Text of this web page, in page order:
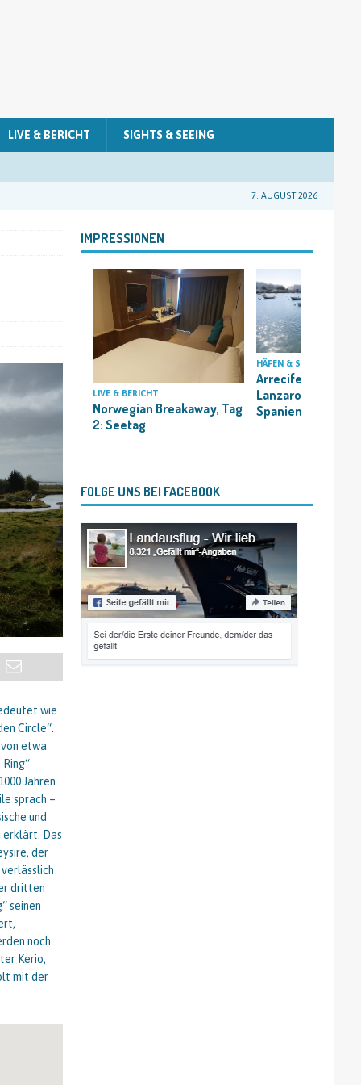
LIVE & BERICHT SIGHTS & SEEING
7. AUGUST 2026
wie
Circle“.
etwa
Jahren
sprach –
und
erklärt. Das
der
dritten
seinen
noch
Kerio,
mit der
IMPRESSIONEN
LIVE & BERICHT
Norwegian Breakaway, Tag
2: Seetag
HÄFEN & STÄDTE
Arrecife,
Lanzarote/
Spanien
FOLGE UNS BEI FACEBOOK